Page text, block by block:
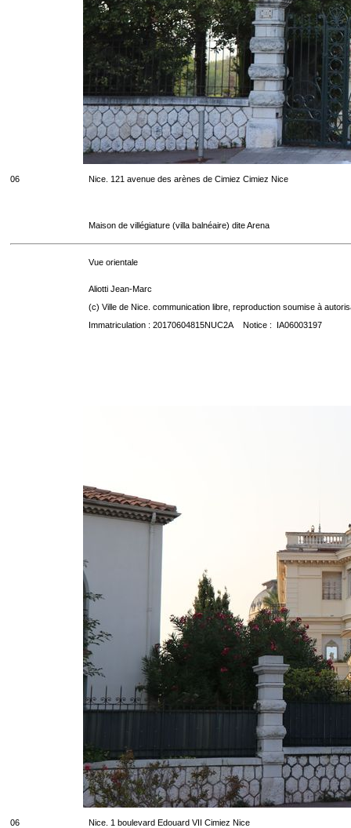
06 Nice. 121 avenue des arènes de Cimiez Cimiez Nice
Maison de villégiature (villa balnéaire) dite Arena
Vue orientale
Aliotti Jean-Marc
(c) Ville de Nice. communication libre, reproduction soumise à
Immatriculation : 20170604815NUC2A Notice : IA06003197
06 Nice. 1 boulevard Edouard VII Cimiez Nice